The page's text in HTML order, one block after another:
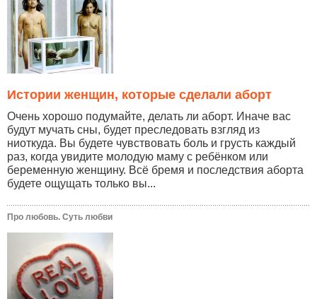
Истории женщин, которые сделали аборт
Очень хорошо подумайте, делать ли аборт. Иначе вас
будут мучать сны, будет преследовать взгляд из
ниоткуда. Вы будете чувствовать боль и грусть каждый
раз, когда увидите молодую маму с ребёнком или
беременную женщину. Всё бремя и последствия аборта
будете ощущать только вы...
Про любовь. Суть любви